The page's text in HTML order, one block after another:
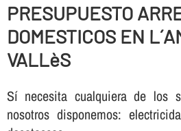
PRESUPUESTO
DOMESTICOS EN
VALLèS
Sí necesita cualquiera de los
nosotros disponemos: